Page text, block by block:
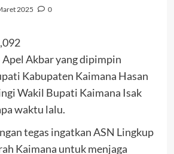
2025 0
Apel Akbar yang dipimpin
Kabupaten Kaimana Hasan
Wakil Bupati Kaimana Isak
waktu lalu.
tegas ingatkan ASN Lingkup
Kaimana untuk menjaga